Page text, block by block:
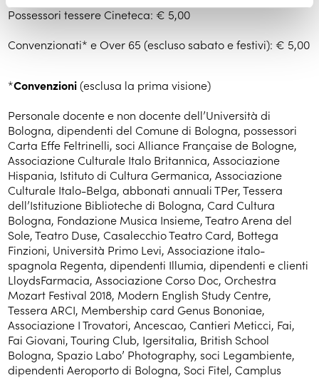
Possessori tessere Cineteca: € 5,00
Convenzionati* e Over 65 (escluso sabato e festivi): € 5,00
*Convenzioni(esclusa la prima visione)
Personale docente e non docente dell’Università di
Bologna, dipendenti del Comune di Bologna, possessori
Carta Effe Feltrinelli, soci Alliance Française de Bologne,
Associazione Culturale Italo Britannica, Associazione
Hispania, Istituto di Cultura Germanica, Associazione
Culturale Italo-Belga, abbonati annuali TPer, Tessera
dell’Istituzione Biblioteche di Bologna, Card Cultura
Bologna, Fondazione Musica Insieme, Teatro Arena del
Sole, Teatro Duse, Casalecchio Teatro Card, Bottega
Finzioni, Università Primo Levi, Associazione italo-
spagnola Regenta, dipendenti Illumia, dipendenti e clienti
LloydsFarmacia, Associazione Corso Doc, Orchestra
Mozart Festival 2018, Modern English Study Centre,
Tessera ARCI, Membership card Genus Bononiae,
Associazione I Trovatori, Ancescao, Cantieri Meticci, Fai,
Fai Giovani, Touring Club, Igersitalia, British School
Bologna, Spazio Labo’ Photography, soci Legambiente,
dipendenti Aeroporto di Bologna, Soci Fitel, Camplus